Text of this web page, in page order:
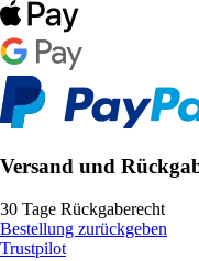
Versand und
30 Tage Rückgaberecht
Bestellung zurückgeben
Trustpilot